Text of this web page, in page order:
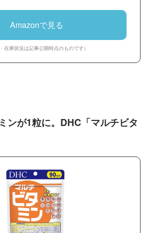
Amazonで見る
在庫状況は記事公開時点のものです）
ンが1粒に。DHC「マルチビタ